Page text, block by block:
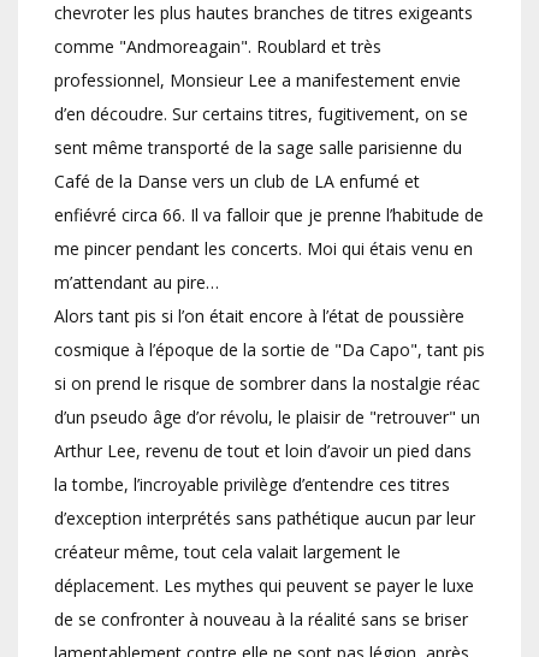
chevroter les plus hautes branches de titres exigeants
comme "Andmoreagain". Roublard et très
professionnel, Monsieur Lee a manifestement envie
d’en découdre. Sur certains titres, fugitivement, on se
sent même transporté de la sage salle parisienne du
Café de la Danse vers un club de LA enfumé et
enfiévré circa 66. Il va falloir que je prenne l’habitude de
me pincer pendant les concerts. Moi qui étais venu en
m’attendant au pire…
Alors tant pis si l’on était encore à l’état de poussière
cosmique à l’époque de la sortie de "Da Capo", tant pis
si on prend le risque de sombrer dans la nostalgie réac
d’un pseudo âge d’or révolu, le plaisir de "retrouver" un
Arthur Lee, revenu de tout et loin d’avoir un pied dans
la tombe, l’incroyable privilège d’entendre ces titres
d’exception interprétés sans pathétique aucun par leur
créateur même, tout cela valait largement le
déplacement. Les mythes qui peuvent se payer le luxe
de se confronter à nouveau à la réalité sans se briser